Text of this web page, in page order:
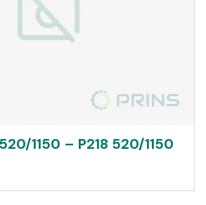
1150 – P218 520/1150